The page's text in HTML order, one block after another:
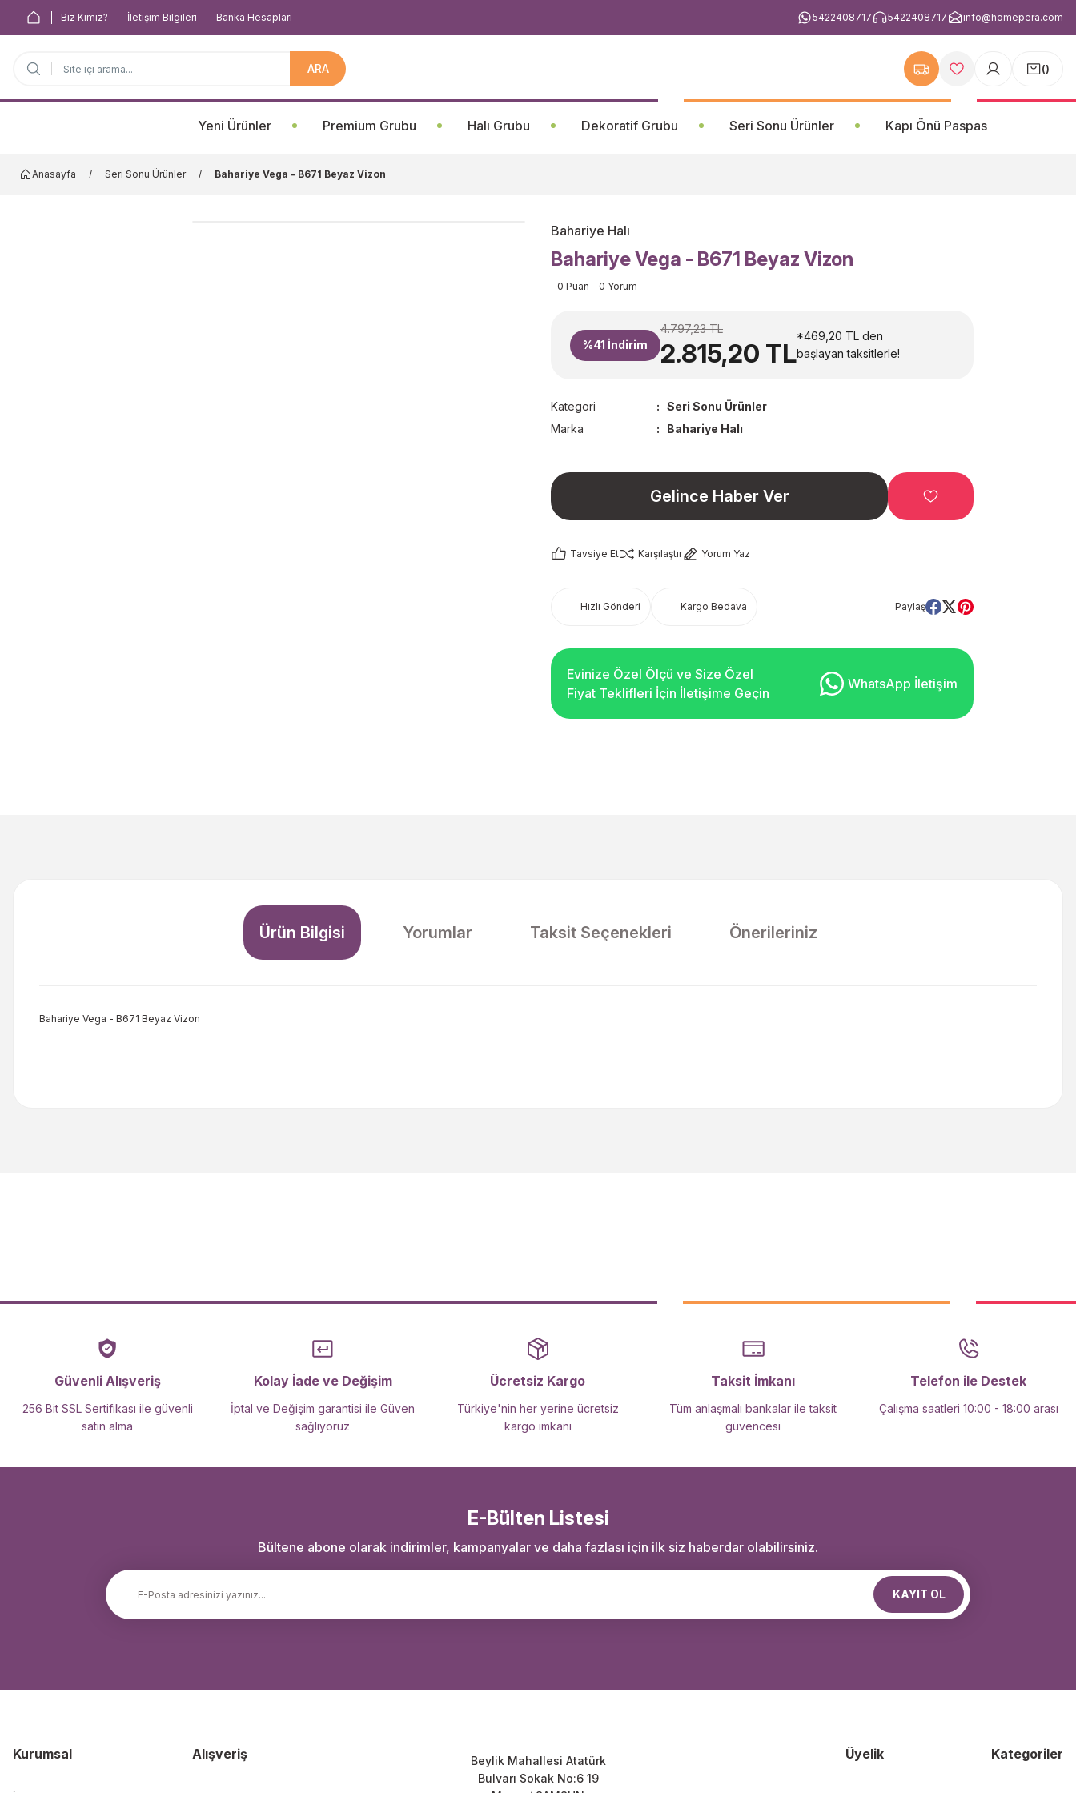
Biz Kimiz? İletişim Bilgileri Banka Hesapları 5422408717 5422408717 info@homepera.com
ARA ()
Yeni Ürünler Premium Grubu Halı Grubu Dekoratif Grubu Seri Sonu Ürünler Kapı Önü Paspas
Anasayfa Seri Sonu Ürünler Bahariye Vega - B671 Beyaz Vizon
Bahariye Halı
Bahariye Vega - B671 Beyaz Vizon
0 Puan - 0 Yorum
%41 İndirim
4.797,23 TL
2.815,20 TL
*469,20 TL den
başlayan taksitlerle!
Kategori
Seri Sonu Ürünler
Marka
Bahariye Halı
Gelince Haber Ver
Tavsiye Et Karşılaştır Yorum Yaz
Hızlı Gönderi Kargo Bedava Paylaş
Evinize Özel Ölçü ve Size Özel
Fiyat Teklifleri İçin İletişime Geçin
WhatsApp İletişim
Ürün Bilgisi Yorumlar Taksit Seçenekleri Önerileriniz
Bahariye Vega - B671 Beyaz Vizon
Gönder
Güvenli Alışveriş
256 Bit SSL Sertifikası ile güvenli
satın alma
Kolay İade ve Değişim
İptal ve Değişim garantisi ile Güven
sağlıyoruz
Ücretsiz Kargo
Türkiye'nin her yerine ücretsiz
kargo imkanı
Taksit İmkanı
Tüm anlaşmalı bankalar ile taksit
güvencesi
Telefon ile Destek
Çalışma saatleri 10:00 - 18:00 arası
E-Bülten Listesi
Bültene abone olarak indirimler, kampanyalar ve daha fazlası için ilk siz haberdar olabilirsiniz.
KAYIT OL
Kurumsal Alışveriş
Beylik Mahallesi Atatürk
Bulvarı Sokak No:6 19
Üyelik Kategoriler